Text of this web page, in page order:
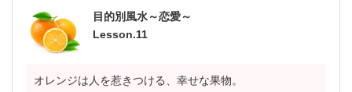
目的別風水～恋愛～
Lesson.11
オレンジは人を惹きつける、幸せな果物。